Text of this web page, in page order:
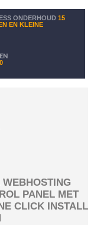
ONDERHOUD 15
EN KLEINE
PANEL MET
CLICK INSTALL